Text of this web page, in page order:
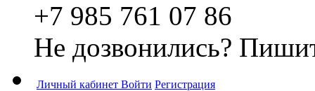
+7 985 761 07 86
Не дозвонились?
Личный кабинет Войти Регистрация